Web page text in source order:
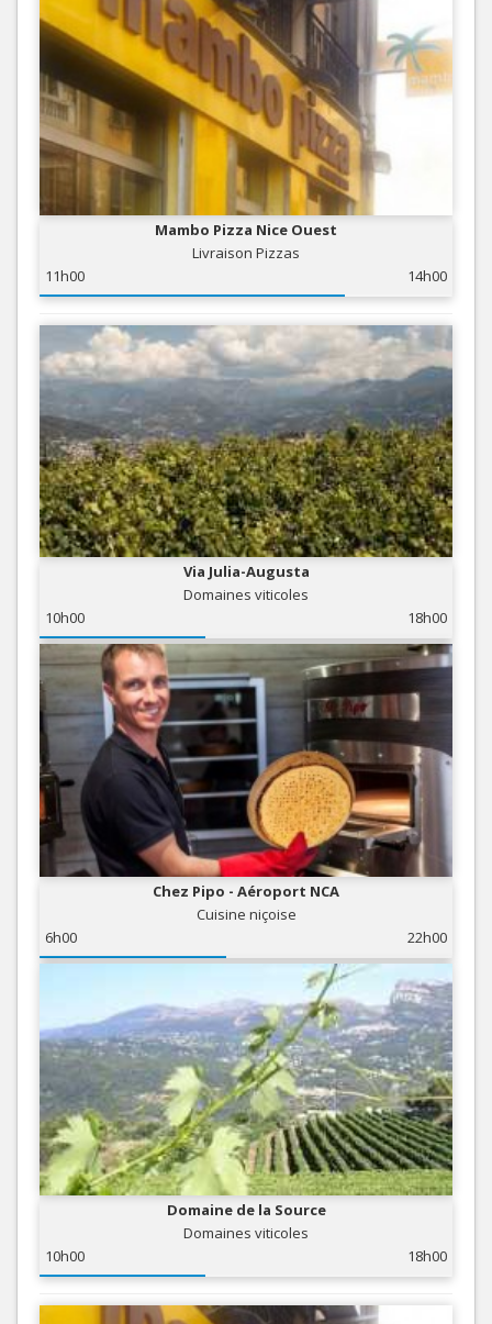
Mambo Pizza Nice Ouest
Livraison Pizzas
11h00
14h00
Via Julia-Augusta
Domaines viticoles
10h00
18h00
Chez Pipo - Aéroport NCA
Cuisine niçoise
6h00
22h00
Domaine de la Source
Domaines viticoles
10h00
18h00